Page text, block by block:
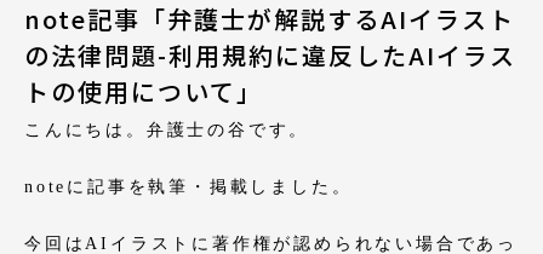
note記事「弁護士が解説するAIイラスト
の法律問題-利用規約に違反したAIイラス
トの使用について」
こんにちは。弁護士の谷です。
noteに記事を執筆・掲載しました。
今回はAIイラストに著作権が認められない場合であっ